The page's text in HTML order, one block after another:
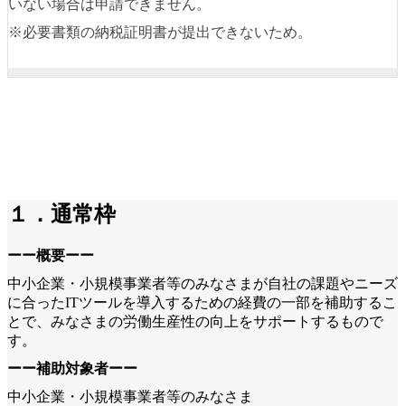
いない場合は申請できません。
※必要書類の納税証明書が提出できないため。
１．通常枠
ーー概要ーー
中小企業・小規模事業者等のみなさまが自社の課題やニーズ
に合ったITツールを導入するための経費の一部を補助するこ
とで、みなさまの労働生産性の向上をサポートするもので
す。
ーー補助対象者ーー
中小企業・小規模事業者等のみなさま